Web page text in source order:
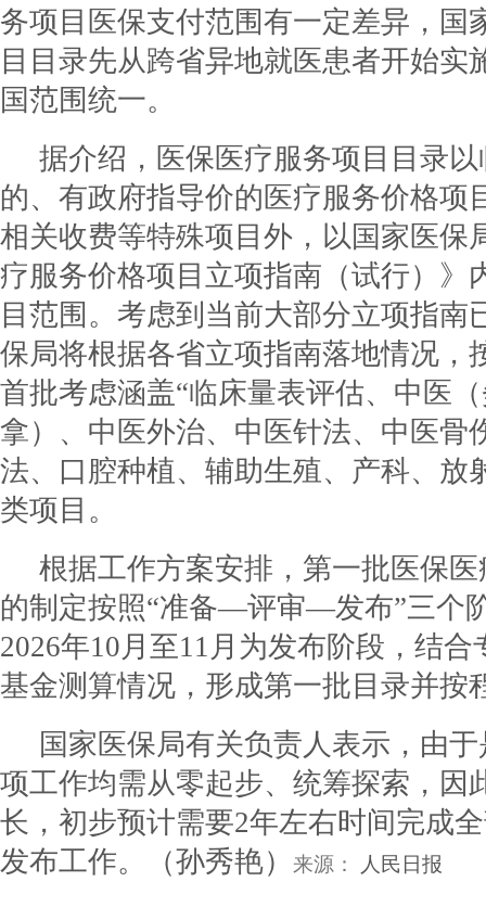
务项目医保支付范围有一定差异，国
目目录先从跨省异地就医患者开始实
国范围统一。
据介绍，医保医疗服务项目目录
的、有政府指导价的医疗服务价格项
相关收费等特殊项目外，以国家医保
疗服务价格项目立项指南（试行）》
目范围。考虑到当前大部分立项指南
保局将根据各省立项指南落地情况，
首批考虑涵盖“临床量表评估、中医
拿）、中医外治、中医针法、中医骨
法、口腔种植、辅助生殖、产科、放
类项目。
根据工作方案安排，第一批医保
的制定按照“准备—评审—发布”三个
2026年10月至11月为发布阶段，结
基金测算情况，形成第一批目录并按
国家医保局有关负责人表示，由
项工作均需从零起步、统筹探索，因
长，初步预计需要2年左右时间完成
发布工作。
（孙秀艳） 来源： 人民日报